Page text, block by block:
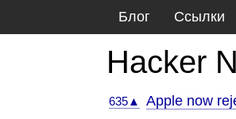
Блог Ссылки
Hacker
635▲ Apple now